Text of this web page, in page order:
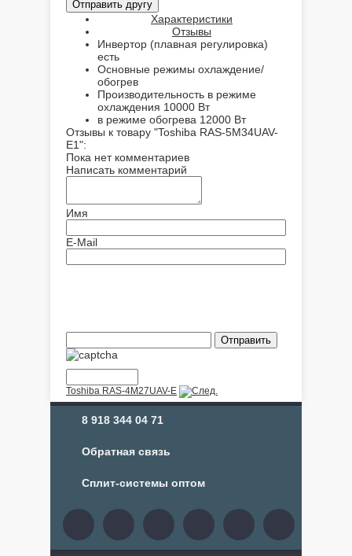
Характеристики
Отзывы
Инвертор (плавная регулировка)
есть
Основные режимы охлаждение/
обогрев
Производительность в режиме
охлаждения 10000 Вт
в режиме обогрева 12000 Вт
Отзывы к товару "Toshiba RAS-5M34UAV-
E1":
Пока нет комментариев
Написать комментарий
Имя
E-Mail
Toshiba RAS-4M27UAV-E
8 918 344 04 71
Обратная связь
Сплит-системы оптом